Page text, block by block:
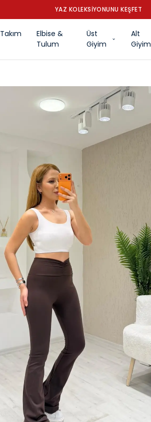
YAZ KOLEKSİYONUNU KEŞFET
Takım
Elbise &
Tulum
Üst
Giyim
Alt
Giyim